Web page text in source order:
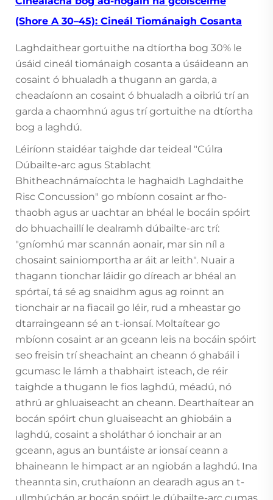
(Shore A 30–45): Cineál Tiománaigh Cosanta
Laghdaithear gortuithe na dtíortha bog 30% le
úsáid cineál tiománaigh cosanta a úsáideann an
cosaint ó bhualadh a thugann an garda, a
cheadaíonn an cosaint ó bhualadh a oibriú trí an
garda a chaomhnú agus trí gortuithe na dtíortha
bog a laghdú.
Léiríonn staidéar taighde dar teideal "Cúlra
Dúbailte-arc agus Stablacht
Bhitheachnámaíochta le haghaidh Laghdaithe
Risc Concussion" go mbíonn cosaint ar fho-
thaobh agus ar uachtar an bhéal le bocáin spóirt
do bhuachaillí le dealramh dúbailte-arc trí:
"gníomhú mar scannán aonair, mar sin níl a
chosaint sainiomportha ar áit ar leith". Nuair a
thagann tionchar láidir go díreach ar bhéal an
spórtaí, tá sé ag snaidhm agus ag roinnt an
tionchair ar na fiacail go léir, rud a mheastar go
dtarraingeann sé an t-ionsaí. Moltaítear go
mbíonn cosaint ar an gceann leis na bocáin spóirt
seo freisin trí sheachaint an cheann ó ghabáil i
gcumasc le lámh a thabhairt isteach, de réir
taighde a thugann le fios laghdú, méadú, nó
athrú ar ghluaiseacht an cheann. Dearthaítear an
bocán spóirt chun gluaiseacht an ghiobáin a
laghdú, cosaint a sholáthar ó ionchair ar an
gceann, agus an buntáiste ar ionsaí ceann a
bhaineann le himpact ar an ngiobán a laghdú. Ina
theannta sin, cruthaíonn an dearadh agus an t-